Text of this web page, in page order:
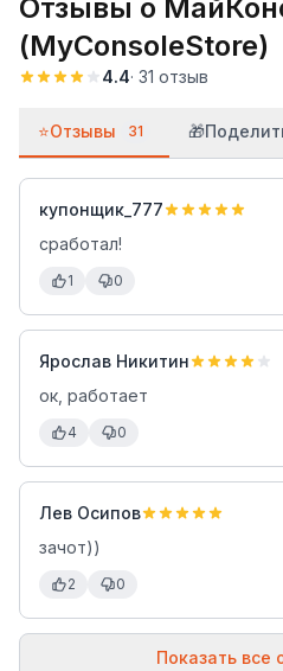
Отзывы о
(MyConsoleStore)
4.4· 31 отзыв
⭐Отзывы 31 🎁
купонщик_777
сработал!
1 0
Ярослав Никитин
ок, работает
4 0
Лев Осипов
зачот))
2 0
Показать все